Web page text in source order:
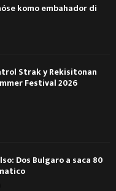
komo embahador di
Strak y Rekisitonan
Festival 2026
Dos Bulgaro a saca 80